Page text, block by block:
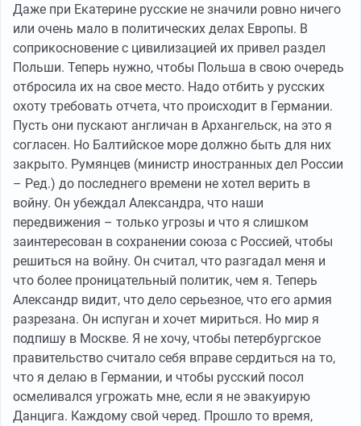
Даже при Екатерине русские не значили ровно ничего
или очень мало в политических делах Европы. В
соприкосновение с цивилизацией их привел раздел
Польши. Теперь нужно, чтобы Польша в свою очередь
отбросила их на свое место. Надо отбить у русских
охоту требовать отчета, что происходит в Германии.
Пусть они пускают англичан в Архангельск, на это я
согласен. Но Балтийское море должно быть для них
закрыто. Румянцев (министр иностранных дел России
– Ред.) до последнего времени не хотел верить в
войну. Он убеждал Александра, что наши
передвижения – только угрозы и что я слишком
заинтересован в сохранении союза с Россией, чтобы
решиться на войну. Он считал, что разгадал меня и
что более проницательный политик, чем я. Теперь
Александр видит, что дело серьезное, что его армия
разрезана. Он испуган и хочет мириться. Но мир я
подпишу в Москве. Я не хочу, чтобы петербургское
правительство считало себя вправе сердиться на то,
что я делаю в Германии, и чтобы русский посол
осмеливался угрожать мне, если я не эвакуирую
Данцига. Каждому свой черед. Прошло то время,